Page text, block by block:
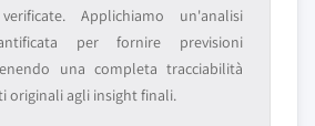
Applichiamo un'analisi
per fornire previsioni
una completa tracciabilità
originali agli insight finali.